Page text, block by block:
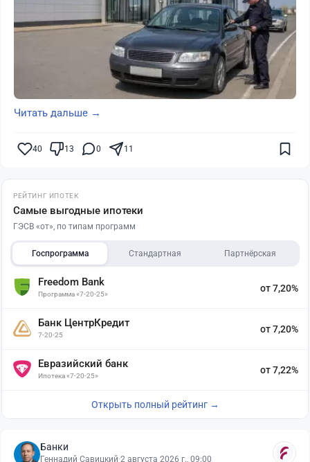
Читать дальше →
40 13 0 11
РЕЙТИНГ ИПОТЕК
Самые выгодные ипотеки
ГЭСВ «от», по типам программ
Госпрограмма Стандартная Партнёрская
Freedom Bank
Программа «7-20-25»
от 7,20%
Банк ЦентрКредит
7-20-25
от 7,20%
Евразийский банк
Ипотека «7-20-25»
от 7,22%
Открыть полный рейтинг →
Банки
Геннадий Савицкий·2 августа 2026 г., 09:00